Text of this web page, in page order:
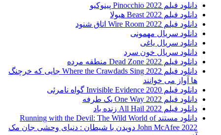
دانلود فیلم Pinocchio 2022 پینوکیو
دانلود فیلم Beast 2022 هیولا
دانلود فیلم Wire Room 2022 اتاق شنود
دانلود سریال مهمونی
دانلود سریال یاغی
دانلود سریال خون سرد
دانلود فیلم 2022 Dead Zone منطقه مرده
دانلود فیلم Where the Crawdads Sing 2022 جایی که خرچنگ
ها آواز می خوانند
دانلود فیلم 2020 Invisible Evidence گواه نامرئی
دانلود فیلم One Way 2022 یک طرفه
دانلود فیلم All Hail 2022 زنده باد
دانلود مستند Running with the Devil: The Wild World of
John McAfee 2022 دویدن با شیطان : دنیای وحشی جان مک